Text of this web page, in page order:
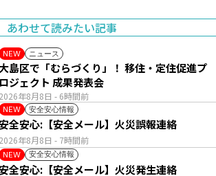
あわせて読みたい記事
NEW ニュース
2026年8月8日 - 6時間前
島区で「むらづくり」！ 移住・定住促進プ
ロジェクト 成果発表会
NEW 安全安心情報
2026年8月8日 - 7時間前
全安心:【安全メール】火災誤報連絡
NEW 安全安心情報
全安心:【安全メール】火災発生連絡